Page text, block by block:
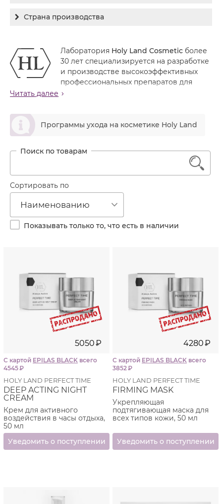
Концентрат
Крем солнцезащитный
Крем тональный
Мусс
Мыло
Набор косметики
Пудра
Шампунь
Гиперпигментация
Заживление
Лечение акне
Обновление кожи
Очищение
Против морщин
Увлажнение
Страна производства
Канада
Россия
Лаборатория Holy Land Cosmeticболее
30 лет специализируется на разработке
и производстве высокоэффективных
профессиональных препаратов для
решения различных проблем терапевтической
Сегодня
компаний-производителей профессиональной
косметики в Израиле, имеет собственную научно-
исследовательскую и производственную базу,
контролируя весь цикл производства от разработки
Активные ингредиенты отбираются по всему миру.
Выпуску новых препаратов предшествует несколько
лет кропотливого труда многих специалистов —
фармакологов, биохимиков, технологов,
дерматологов.
естественному и здоровому ее функционированию.
Препараты
Holy Landотвечают всем требованиям,
предъявляемым к современным косметическим
средствам — высокое качество и эффективность,
надежность, безопасность и экологичность, быстрый
и продолжительный результат.
Читать далее
ဆ Программы ухода на косметике Holy Land
1
Сортировать по
Наименованию
Показывать только то, что есть в наличии
5050₽
С картой EPILAS BLACK всего
4545₽
HOLY LAND PERFECT TIME
DEEP ACTING NIGHT
CREAM
Крем для активного
воздействия в часы отдыха,
50 мл
4280₽
С картой EPILAS BLACK всего
3852₽
HOLY LAND PERFECT TIME
FIRMING MASK
Укрепляющая
подтягивающая маска для
всех типов кожи, 50 мл